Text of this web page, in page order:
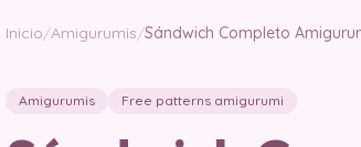
Inicio/Amigurumis/Sándwich Completo
Amigurumis Free patterns amigurumi